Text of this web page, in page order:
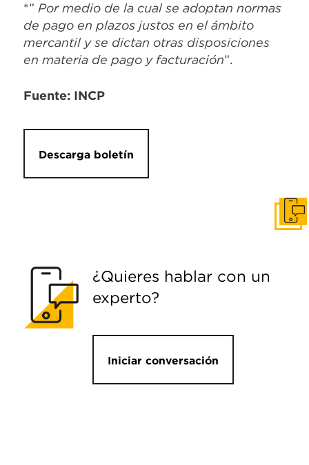
*” Por medio de la cual se adoptan normas
de pago en plazos justos en el ámbito
mercantil y se dictan otras disposiciones
en materia de pago y facturación”.
Fuente: INCP
Descarga boletín
¿Quieres hablar con un
experto?
Iniciar conversación